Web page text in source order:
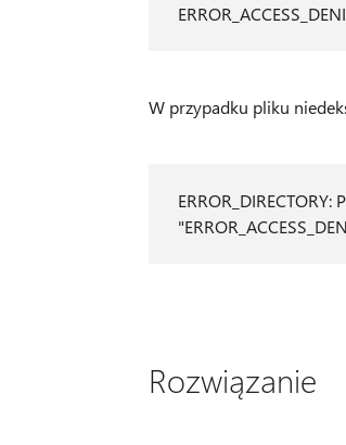
W przypadku pliku
Rozwiązanie